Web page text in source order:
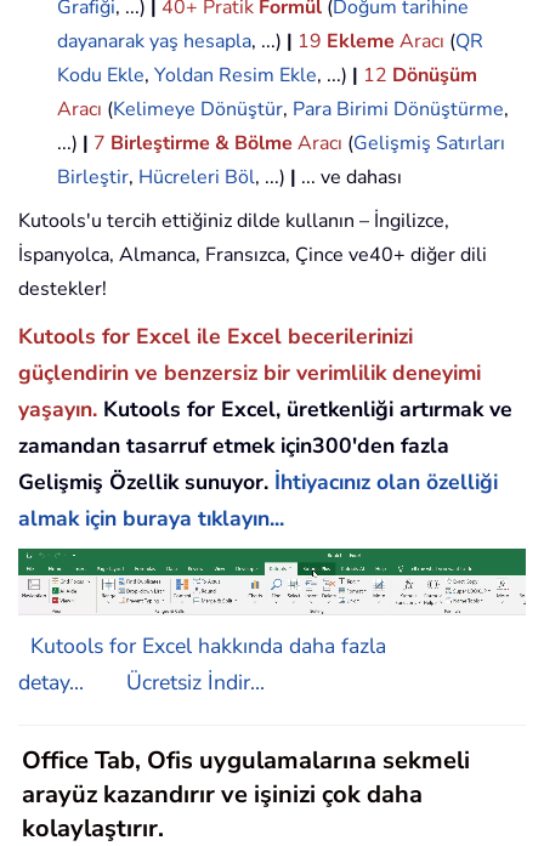
Grafiği, ...) 40+ Pratik Formül (Doğum tarihine
dayanarak yaş hesapla, ...) | 19 Ekleme Aracı (QR
Kodu Ekle, Yoldan Resim Ekle, ...) | 12 Dönüşüm
Aracı (Kelimeye Dönüştür, Para Birimi Dönüştürme,
...) | 7 Birleştirme & Bölme Aracı (Gelişmiş Satırları
Birleştir, Hücreleri Böl, ...) | ... ve dahası
Kutools'u tercih ettiğiniz dilde kullanın – İngilizce,
İspanyolca, Almanca, Fransızca, Çince ve40+ diğer dili
destekler!
Kutools for Excel ile Excel becerilerinizi
güçlendirin ve benzersiz bir verimlilik deneyimi
yaşayın. Kutools for Excel, üretkenliği artırmak ve
zamandan tasarruf etmek için300'den fazla
Gelişmiş Özellik sunuyor. İhtiyacınız olan özelliği
almak için buraya tıklayın...
Kutools for Excel hakkında daha fazla
detay...
Ücretsiz İndir...
Office Tab, Ofis uygulamalarına sekmeli
arayüz kazandırır ve işinizi çok daha
kolaylaştırır.